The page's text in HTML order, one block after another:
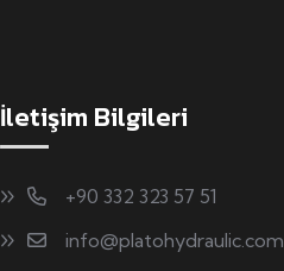
İletişim Bilgileri
+90 332 323 57 51
info@platohydraulic.com